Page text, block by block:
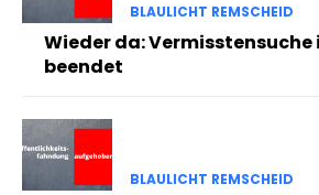
BLAULICHT REMSCHEID
Wieder da: Vermisstensuche
beendet
BLAULICHT REMSCHEID